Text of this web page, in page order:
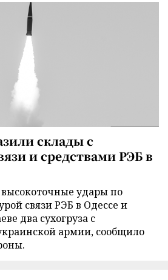
склады с
и средствами РЭБ в
удары по
связи РЭБ в Одессе и
два сухогруза с
армии, сообщило